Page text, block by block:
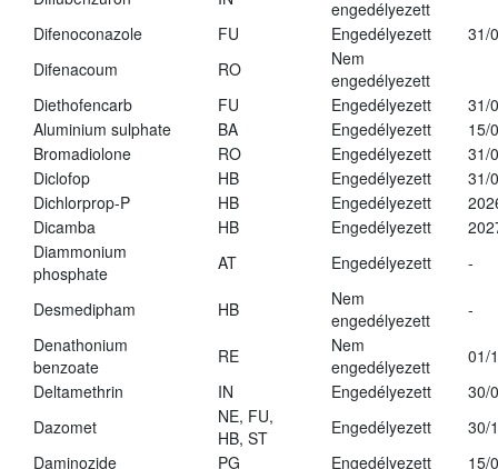
engedélyezett
Difenoconazole
FU Engedélyezett
31/
Difenacoum
RO
Nem
engedélyezett
Diethofencarb
FU Engedélyezett
31/
Aluminium sulphate
BA Engedélyezett
15/
Bromadiolone
RO Engedélyezett
31/
Diclofop
HB Engedélyezett
31/
Dichlorprop-P
HB Engedélyezett
Dicamba
HB Engedélyezett
Diammonium
phosphate
AT Engedélyezett -
Desmedipham HB
Nem
engedélyezett
-
Denathonium
benzoate
RE
Nem
engedélyezett
01/
Deltamethrin
IN Engedélyezett
30/
Dazomet
NE, FU,
HB, ST
Engedélyezett
30/
Daminozide
PG Engedélyezett
15/